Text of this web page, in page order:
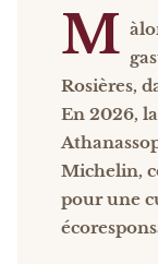
M
Rosières,
En 2026,
Michelin,
pour une